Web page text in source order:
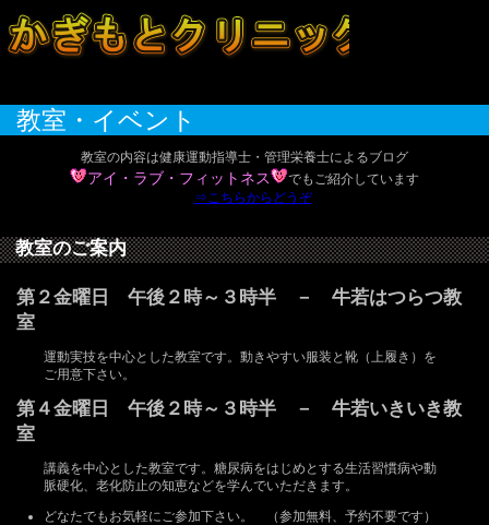
教室・イベント
教室の内容は健康運動指導士・管理栄養士によるブログ
アイ・ラブ・フィットネス
でもご紹介しています
⇒こちらからどうぞ
教室のご案内
第２金曜日 午後２時～３時半 － 牛若はつらつ教
室
運動実技を中心とした教室です。動きやすい服装と靴（上履き）を
ご用意下さい。
第４金曜日 午後２時～３時半 － 牛若いきいき教
室
講義を中心とした教室です。糖尿病をはじめとする生活習慣病や動
脈硬化、老化防止の知恵などを学んでいただきます。
どなたでもお気軽にご参加下さい。
（参加無料、予約不要です）